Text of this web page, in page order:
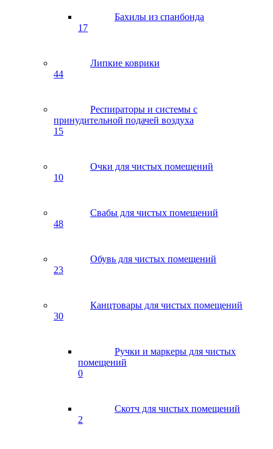
Бахилы из спанбонда
17
Липкие коврики
44
Респираторы и системы с
принудительной подачей воздуха
15
Очки для чистых помещений
10
Свабы для чистых помещений
48
Обувь для чистых помещений
23
Канцтовары для чистых помещений
30
Ручки и маркеры для чистых
помещений
0
Скотч для чистых помещений
2